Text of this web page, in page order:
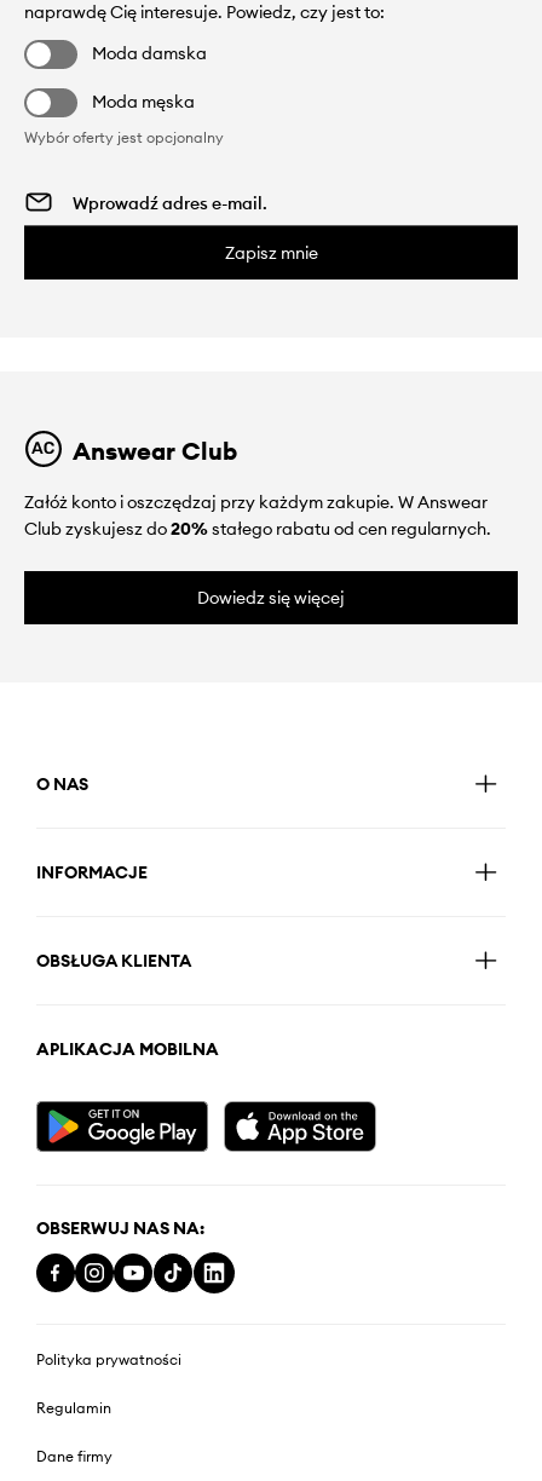
naprawdę Cię interesuje. Powiedz, czy jest to:
Moda damska
Moda męska
Wybór oferty jest opcjonalny
Zapisz mnie
Answear Club
Załóż konto i oszczędzaj przy każdym zakupie. W Answear
Club zyskujesz do20%stałego rabatu od cen regularnych.
Dowiedz się więcej
O NAS
INFORMACJE
OBSŁUGA KLIENTA
APLIKACJA MOBILNA
OBSERWUJ NAS NA:
Polityka prywatności
Regulamin
Dane firmy